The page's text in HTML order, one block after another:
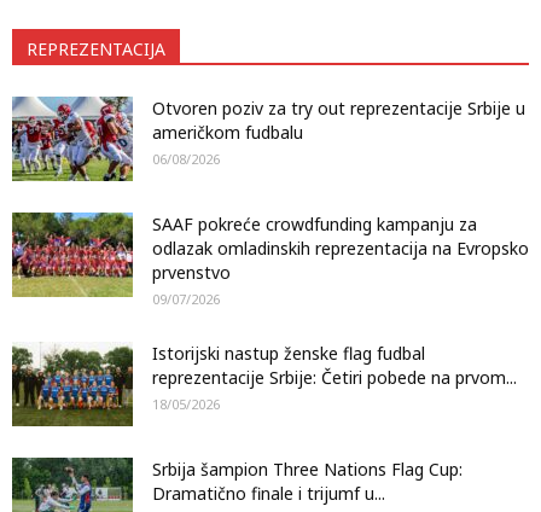
REPREZENTACIJA
Otvoren poziv za try out reprezentacije Srbije u
američkom fudbalu
06/08/2026
SAAF pokreće crowdfunding kampanju za
odlazak omladinskih reprezentacija na Evropsko
prvenstvo
09/07/2026
Istorijski nastup ženske flag fudbal
reprezentacije Srbije: Četiri pobede na prvom...
18/05/2026
Srbija šampion Three Nations Flag Cup:
Dramatično finale i trijumf u...